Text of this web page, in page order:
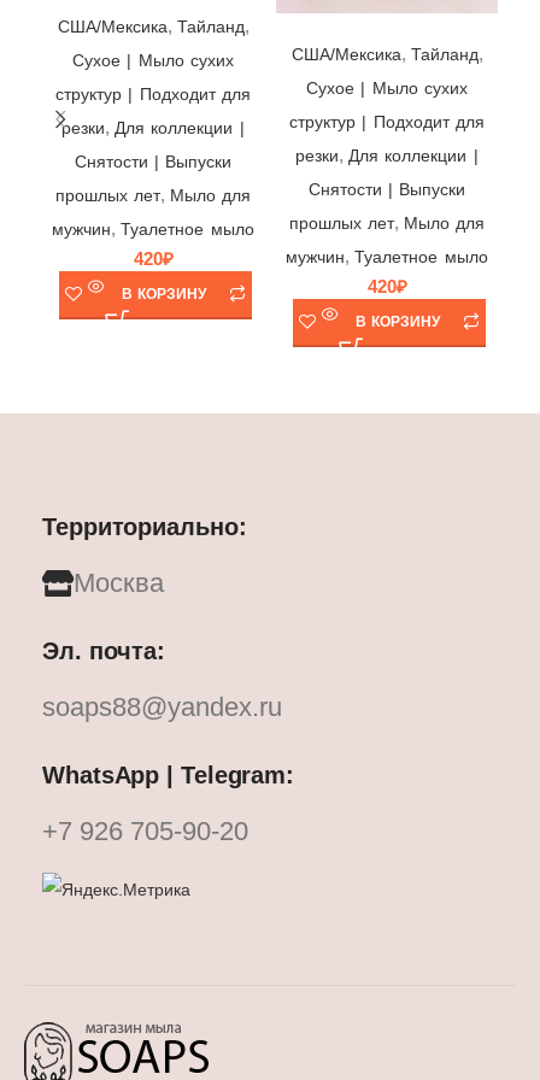
США/Мексика, Тайланд,
Cухое | Мыло сухих
структур | Подходит для
резки, Для коллекции |
Снятости | Выпуски
прошлых лет, Мыло для
мужчин,Туалетное мыло
420₽
В КОРЗИНУ
США/Мексика, Тайланд,
Cухое | Мыло сухих
структур | Подходит для
резки, Для коллекции |
Снятости | Выпуски
прошлых лет, Мыло для
мужчин,Туалетное мыло
420₽
В КОРЗИНУ
Территориально:
Москва
Эл. почта:
soaps88@yandex.ru
WhatsApp | Telegram:
+7 926 705-90-20